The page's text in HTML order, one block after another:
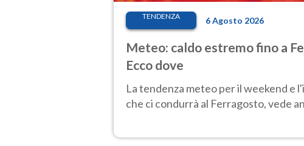
TENDENZA 6 Agosto 2026
Meteo: caldo estremo fino a
Ecco dove
La tendenza meteo per il weekend e
che ci condurrà al Ferragosto, vede